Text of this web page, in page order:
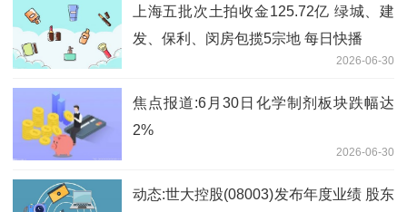
上海五批次土拍收金125.72亿 绿城、建
发、保利、闵房包揽5宗地 每日快播
2026-06-30
焦点报道:6月30日化学制剂板块跌幅达
2%
2026-06-30
动态:世大控股(08003)发布年度业绩 股东